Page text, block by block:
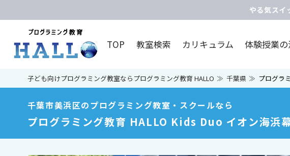
やる気スイ
TOP 教室検索 カリキュラム 体験授業
子ども向けプログラミング教室ならプログラミング教育 HALLO 千葉県 プログラ
千葉市美浜区のプログラミング教室・スクールなら
プログラミング教育 HALLO Kids Duo イオン海浜